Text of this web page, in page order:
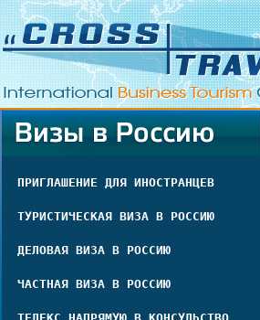
ПРИГЛАШЕНИЕ ДЛЯ ИНОСТРАНЦЕВ
ТУРИСТИЧЕСКАЯ ВИЗА В РОССИЮ
ДЕЛОВАЯ ВИЗА В РОССИЮ
ЧАСТНАЯ ВИЗА В РОССИЮ